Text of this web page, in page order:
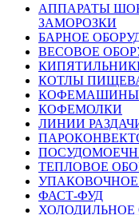
АППАРАТЫ
ЗАМОРОЗКИ
БАРНОЕ
ВЕСОВОЕ
КОТЛЫ
КОФЕМАШИНЫ
КОФЕМОЛКИ
ЛИНИИ
ТЕПЛОВОЕ
ФАСТ-ФУД
ХОЛОДИЛЬНОЕ